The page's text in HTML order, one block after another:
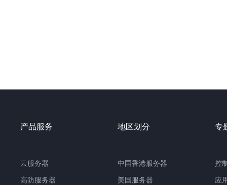
产品服务
云服务器
高防服务器
地区划分
中国香港服务器
美国服务器
专
控
应